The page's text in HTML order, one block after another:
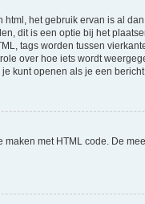
het gebruik ervan is al
dit is een optie bij het
tags worden tussen
over hoe iets wordt
kunt openen als je een
met HTML code. De